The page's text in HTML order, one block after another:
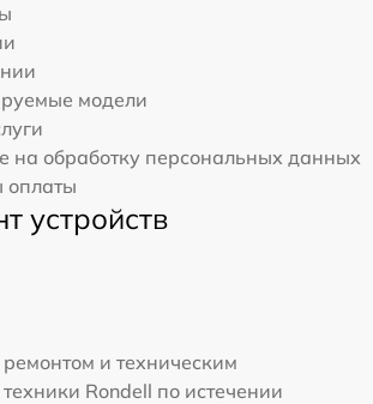
модели
на обработку персональных данных
оплаты
устройств
и техническим
Rondell по истечении